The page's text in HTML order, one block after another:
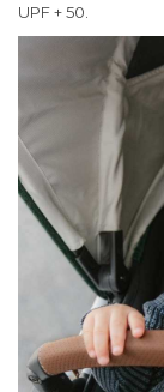
UPF + 50.